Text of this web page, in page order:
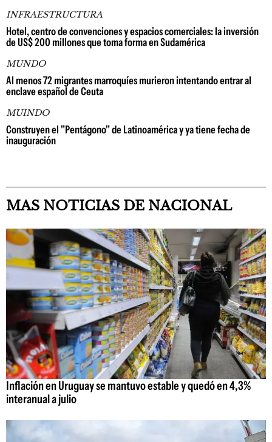
INFRAESTRUCTURA
Hotel, centro de convenciones y espacios comerciales: la inversión
de US$ 200 millones que toma forma en Sudamérica
MUNDO
Al menos 72 migrantes marroquíes murieron intentando entrar al
enclave español de Ceuta
MUINDO
Construyen el "Pentágono" de Latinoamérica y ya tiene fecha de
inauguración
MAS NOTICIAS DE NACIONAL
Inflación en Uruguay se mantuvo estable y quedó en 4,3%
interanual a julio